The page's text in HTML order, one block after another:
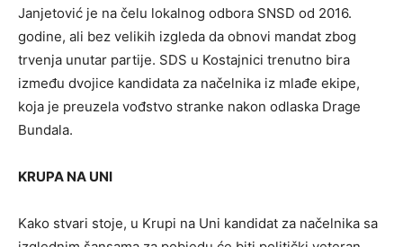
Janjetović je na čelu lokalnog odbora SNSD od 2016.
godine, ali bez velikih izgleda da obnovi mandat zbog
trvenja unutar partije. SDS u Kostajnici trenutno bira
između dvojice kandidata za načelnika iz mlađe ekipe,
koja je preuzela vođstvo stranke nakon odlaska Drage
Bundala.
KRUPA NA UNI
Kako stvari stoje, u Krupi na Uni kandidat za načelnika sa